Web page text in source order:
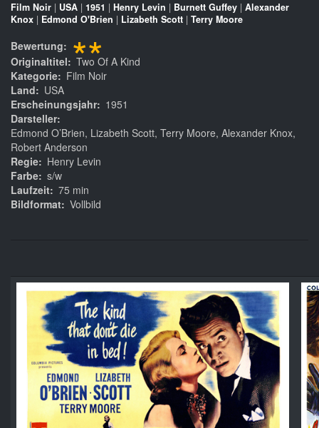
Film Noir | USA | 1951 | Henry Levin | Burnett Guffey | Alexander
Knox | Edmond O'Brien | Lizabeth Scott | Terry Moore
Bewertung **
Originaltitel
Two Of A Kind
Kategorie
Film Noir
Land
USA
Erscheinungsjahr
1951
Darsteller
Edmond O’Brien, Lizabeth Scott, Terry Moore, Alexander Knox,
Robert Anderson
Regie
Henry Levin
Farbe s/w
Laufzeit 75 min
Bildformat Vollbild